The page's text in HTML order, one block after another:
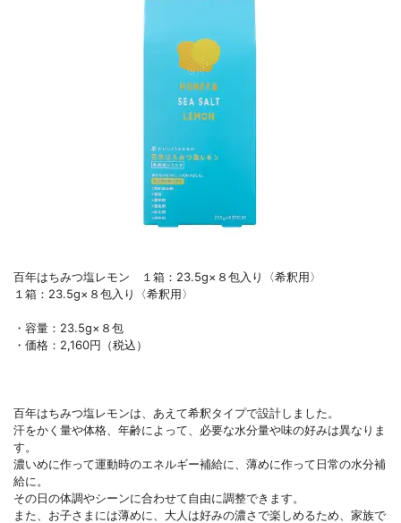
百年はちみつ塩レモン １箱：23.5g×８包入り〈希釈用〉
１箱：23.5g×８包入り〈希釈用〉
・容量：23.5g×８包
・価格：2,160円（税込）
百年はちみつ塩レモンは、あえて希釈タイプで設計しました。
汗をかく量や体格、年齢によって、必要な水分量や味の好みは異なりま
す。
濃いめに作って運動時のエネルギー補給に、薄めに作って日常の水分補
給に。
その日の体調やシーンに合わせて自由に調整できます。
また、お子さまには薄めに、大人は好みの濃さで楽しめるため、家族で